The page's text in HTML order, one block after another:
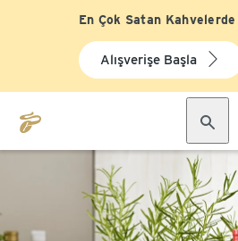
En Çok Satan
Alışverişe Başla